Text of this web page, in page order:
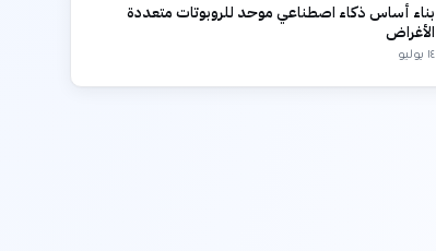
بناء أساس ذكاء اصطناعي موحد للروبوتات متعددة
الأغراض
١٤ يوليو